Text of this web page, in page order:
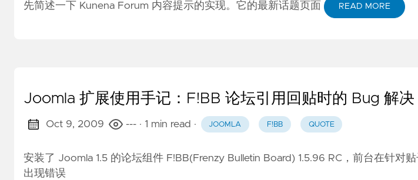
先简述一下 Kunena Forum 内容提示的实现。它的最新话题页面 READ MORE
Joomla 扩展使用手记：F!BB 论坛引用回贴时的 Bug 解决
Oct 9, 2009 --- · 1 min read · JOOMLA F!BB QUOTE
安装了 Joomla 1.5 的论坛组件 F!BB(Frenzy Bulletin Board) 1.5.96 RC，前台在针对
出现错误